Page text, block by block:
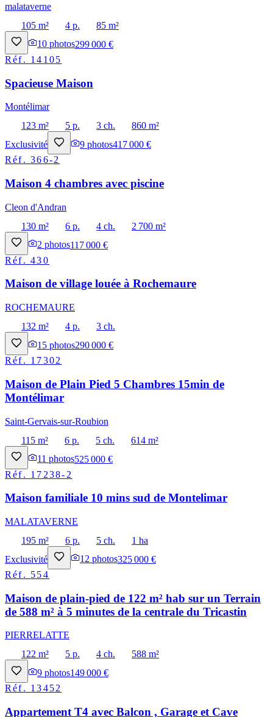
malataverne
105 m²
4 p.
85 m²
10 photos299 000 €
Réf. 14105
Spacieuse Maison
Montélimar
123 m²
5 p. 3 ch.
860 m²
Exclusivité
9 photos417 000 €
Réf.366-2
Maison 4 chambres avec piscine
Cleon d'Andran
130 m²
6 p. 4 ch.
2 700 m²
2 photos117 000 €
Réf.430
Maison de village louée à Rochemaure
ROCHEMAURE
132 m²
4 p.
3 ch.
15 photos290 000 €
Réf. 17302
Maison de Plain Pied 5 Chambres 15min de
Montélimar
Saint-Gervais-sur-Roubion
115 m²
6 p. 5 ch.
614 m²
11 photos525 000 €
Réf. 17238-2
Maison familiale 10 mins sud de Montelimar
MALATAVERNE
195 m²
6 p. 5 ch.
1 ha
Exclusivité
12 photos325 000 €
Réf. 554
Maison de plain-pied de 122 m² hab sur un Terrain
de 588 m² à 5 minutes de la centrale du Tricastin
PIERRELATTE
122 m²
5 p. 4 ch.
588 m²
9 photos149 000 €
Réf. 13452
Appartement T4 avec Balcon , Garage et Cave